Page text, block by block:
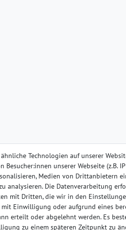
Technologien auf unserer
Besucher:innen unserer Webseite (z.B.
Medien von Drittanbietern
analysieren. Die Datenverarbeitung
mit Dritten, die wir in den
Einwilligung oder aufgrund eines
erteilt oder abgelehnt werden. Es
zu einem späteren Zeitpunkt zu